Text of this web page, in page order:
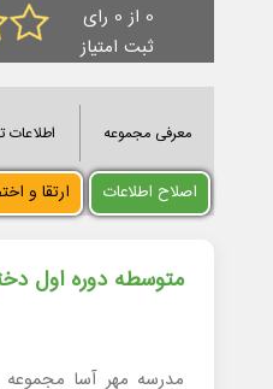
0 از 0 رای
ثبت امتیاز
معرفی مجموعه
اصلاح اطلاعات ارتقا و
متوسطه دوره اول
مدرسه مهر آسا مجموعه